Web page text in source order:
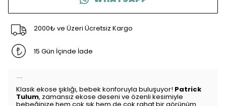
2000₺ ve Üzeri Ücretsiz Kargo
15 Gün İçinde İade
Klasik ekose şıklığı, bebek konforuyla buluşuyor! Patrick
Tulum, zamansız ekose deseni ve özenli kesimiyle